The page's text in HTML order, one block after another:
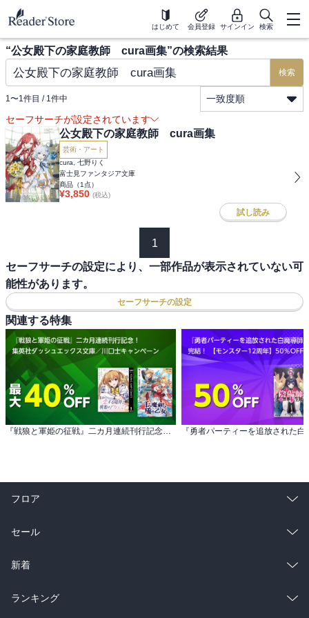
はじめて 会員登録 サインイン 検索
“公女殿下の家庭教師 cura画集”の検索結果
検索
1〜1件目 / 1件中
一致度順
セーフサーチが設定されています
公女殿下の家庭教師 cura画集
芸術・アート
cura, 七野りく
富士見ファンタジア文庫
商品（1 点）
¥3,850 (税込)
試し読み
1
セーフサーチの設定により、一部作品が表示されていない可
能性があります。
セーフサーチの設定
関連する特集
『戦狼と軍姫の征戦』二カ月連続刊行記念！ 集英社ダッシュエックス文庫／川口士キャンペーン
フロア
総合
ラノベ
雑誌・グラビア
セール
総合
ラノベ
新着
総合
ランキング